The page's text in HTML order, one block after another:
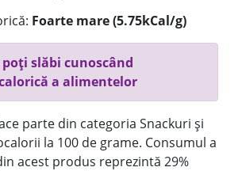
Foarte mare (5.75kCal/g)
slăbi cunoscând
a alimentelor
parte din categoria Snackuri și
la 100 de grame. Consumul a
acest produs reprezintă 29%